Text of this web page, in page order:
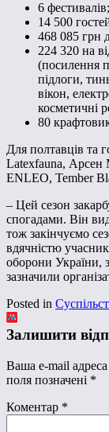
6 фестивалів;
14 500
468 085 грн
224 320 на
(посилення
підлоги,
вікон,
косметичні
80
Для полтавців та
Latexfauna,
ENLEO, Tember
– Цей сезон
спогадами. Він
тож закінчуємо
вдячністю
оборони України,
зазначили
Posted in
Залишити
Ваша e-mail
поля позначені *
Коментар *